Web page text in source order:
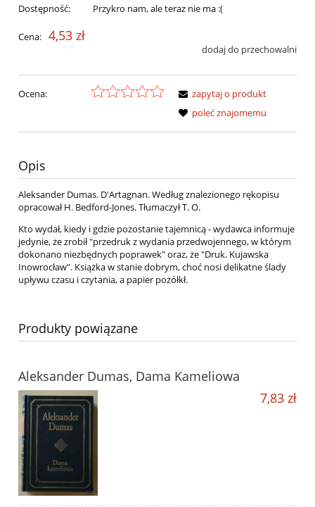
Dostępność: Przykro nam, ale teraz nie ma :(
Cena: 4,53 zł
dodaj do przechowalni
Ocena:
zapytaj o produkt
poleć znajomemu
Opis
Aleksander Dumas. D'Artagnan. Według znalezionego rękopisu
opracował H. Bedford-Jones. Tłumaczył T. O.
Kto wydał, kiedy i gdzie pozostanie tajemnicą - wydawca informuje
jedynie, że zrobił "przedruk z wydania przedwojennego, w którym
dokonano niezbędnych poprawek" oraz, że "Druk. Kujawska
Inowrocław". Książka w stanie dobrym, choć nosi delikatne ślady
upływu czasu i czytania, a papier pożółkł.
Produkty powiązane
Aleksander Dumas, Dama Kameliowa
7,83 zł